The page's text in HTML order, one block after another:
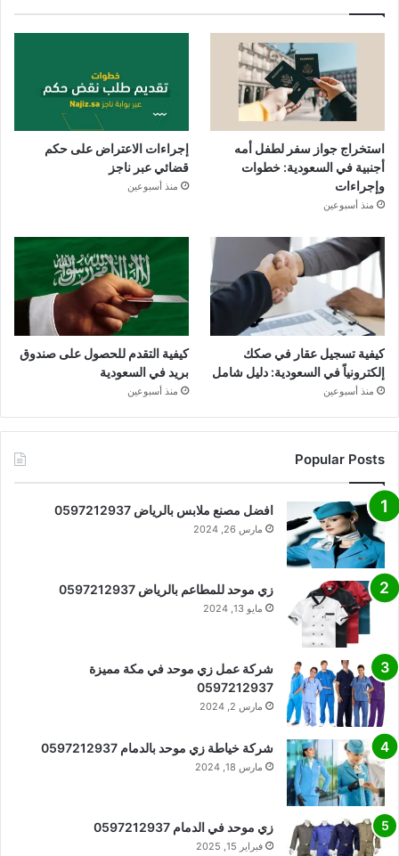
استخراج جواز سفر لطفل أمه
أجنبية في السعودية: خطوات
وإجراءات
منذ أسبوعين
إجراءات الاعتراض على حكم
قضائي عبر ناجز
منذ أسبوعين
كيفية تسجيل عقار في صكك
إلكترونياً في السعودية: دليل شامل
منذ أسبوعين
كيفية التقدم للحصول على صندوق
بريد في السعودية
منذ أسبوعين
Popular Posts
افضل مصنع ملابس بالرياض 0597212937
مارس 26, 2024
زي موحد للمطاعم بالرياض 0597212937
مايو 13, 2024
شركة عمل زي موحد في مكة مميزة
0597212937
مارس 2, 2024
شركة خياطة زي موحد بالدمام 0597212937
مارس 18, 2024
زي موحد في الدمام 0597212937
فبراير 15, 2025